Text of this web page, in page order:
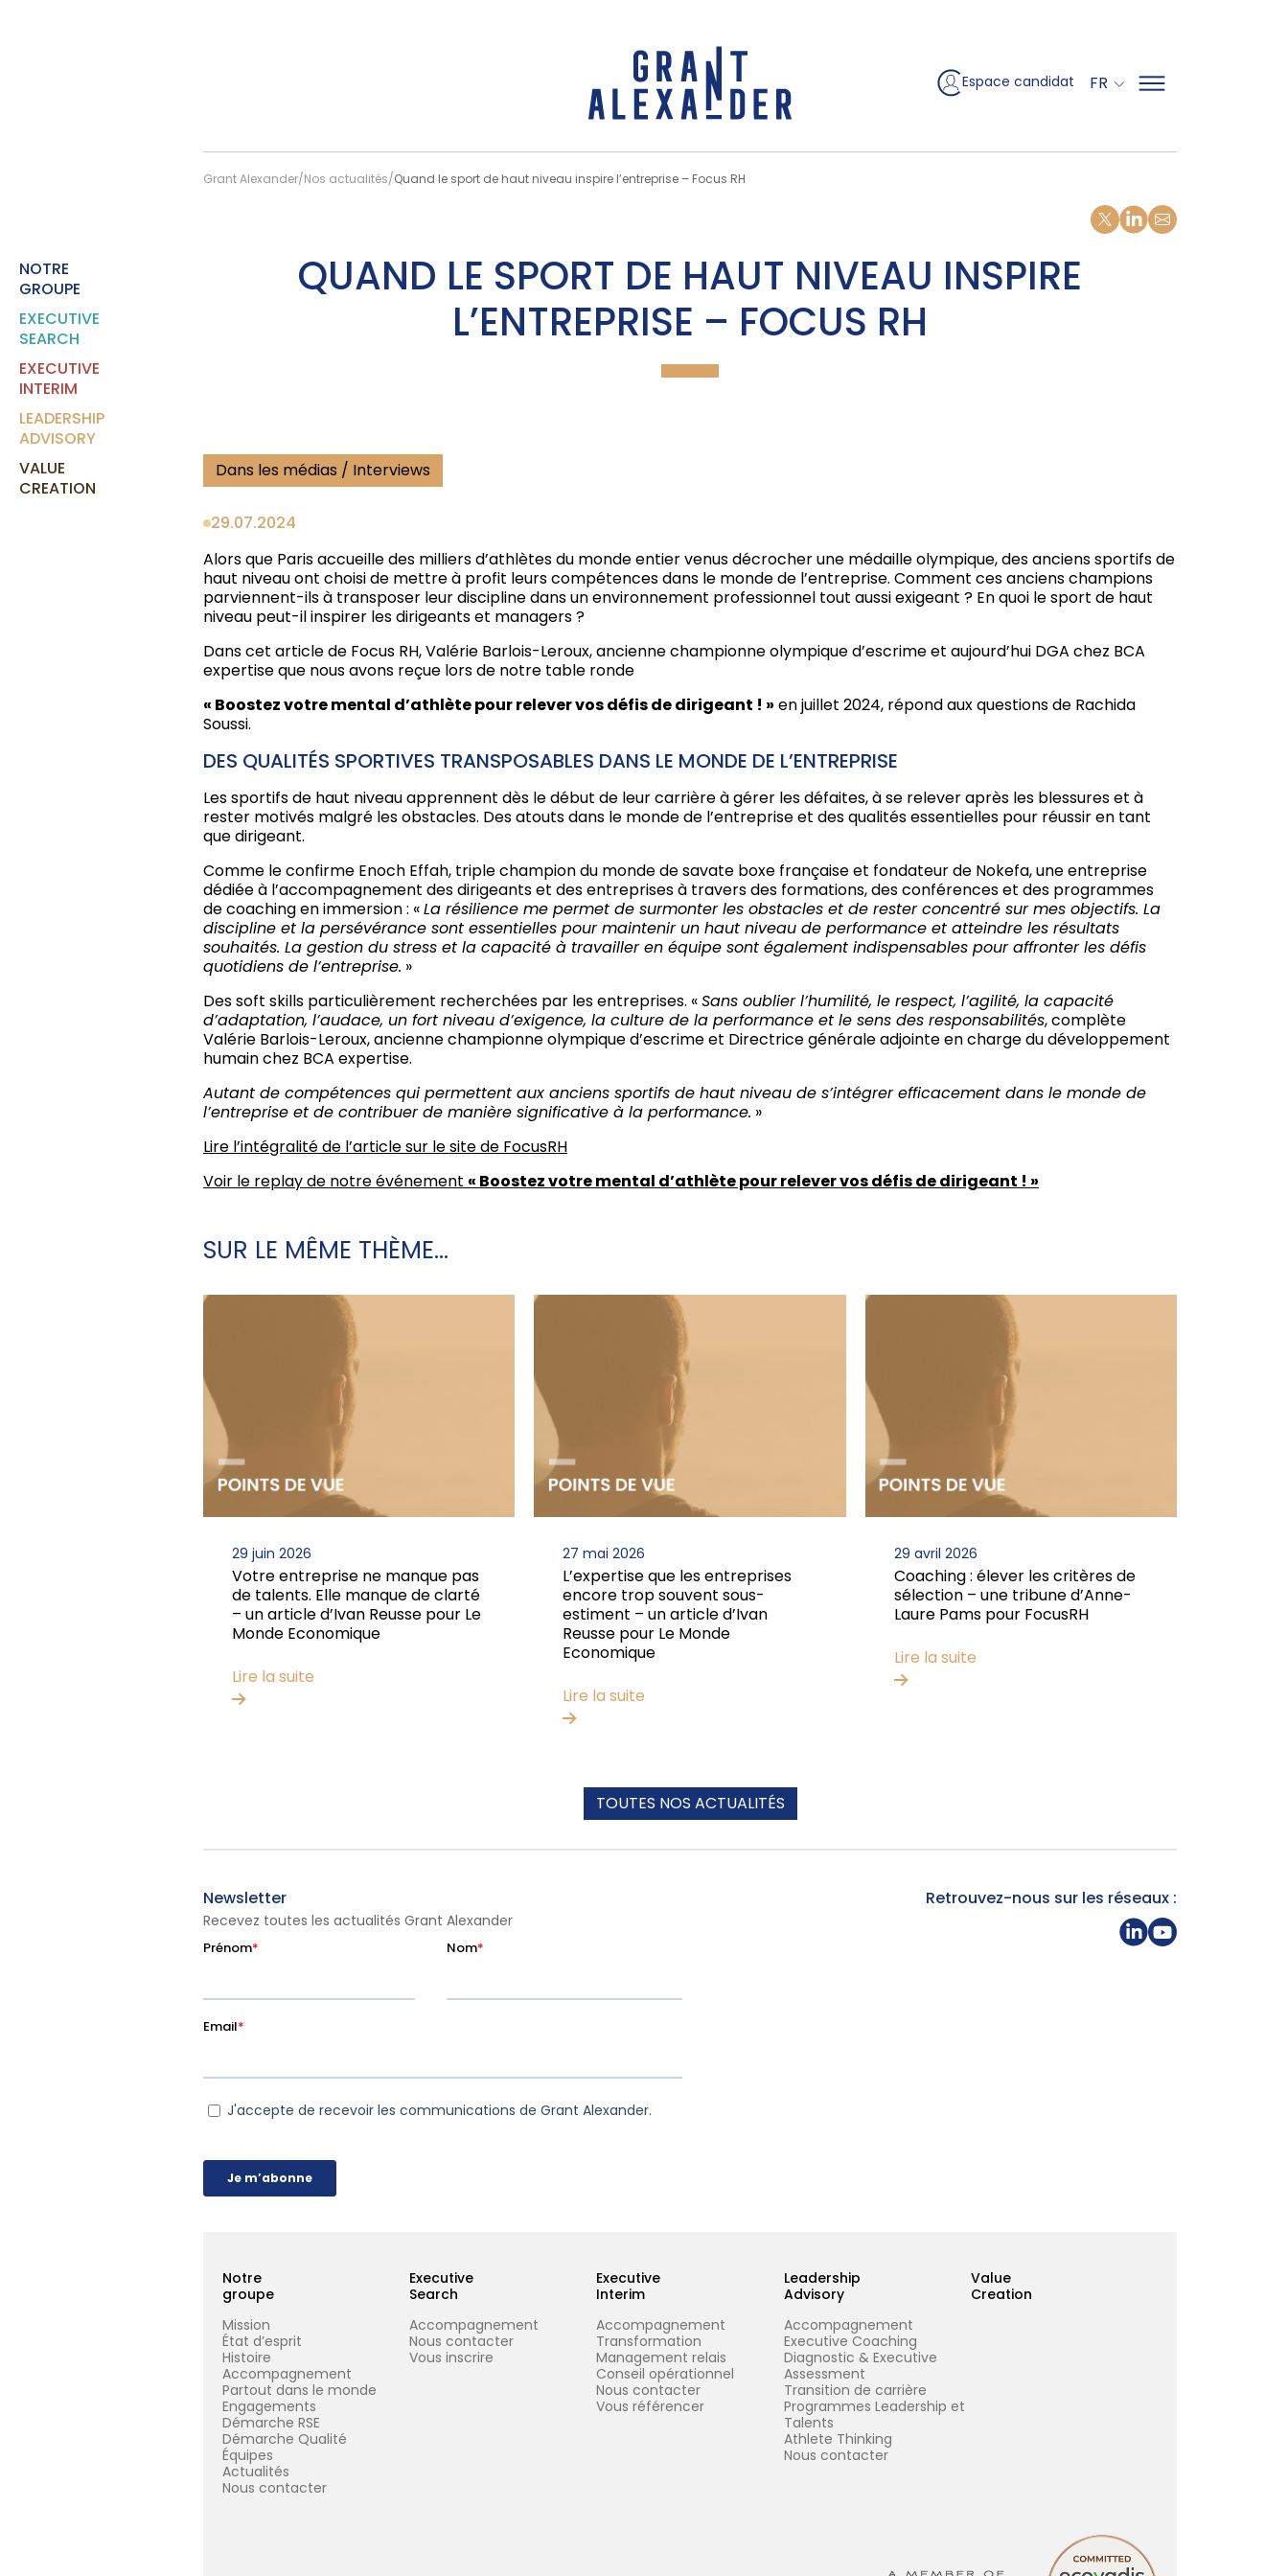
NOTRE
GROUPE
EXECUTIVE
SEARCH
EXECUTIVE
INTERIM
LEADERSHIP
ADVISORY
VALUE
CREATION
Espace candidat FR
Grant Alexander Nos actualités Quand le sport de haut niveau inspire l’entreprise – Focus RH
Partager sur X
Partager sur Linkedin
QUAND LE SPORT DE HAUT NIVEAU INSPIRE
L’ENTREPRISE – FOCUS RH
Dans les médias / Interviews
29.07.2024
Alors que Paris accueille des milliers d’athlètes du monde entier venus décrocher une médaille olympique, des anciens sportifs de
haut niveau ont choisi de mettre à profit leurs compétences dans le monde de l’entreprise. Comment ces anciens champions
parviennent-ils à transposer leur discipline dans un environnement professionnel tout aussi exigeant ? En quoi le sport de haut
niveau peut-il inspirer les dirigeants et managers ?
Dans cet article de Focus RH, Valérie Barlois-Leroux, ancienne championne olympique d’escrime et aujourd’hui DGA chez BCA
expertise que nous avons reçue lors de notre table ronde
« Boostez votre mental d’athlète pour relever vos défis de dirigeant ! » en juillet 2024, répond aux questions de Rachida
Soussi.
DES QUALITÉS SPORTIVES TRANSPOSABLES DANS LE MONDE DE L’ENTREPRISE
Les sportifs de haut niveau apprennent dès le début de leur carrière à gérer les défaites, à se relever après les blessures et à
rester motivés malgré les obstacles. Des atouts dans le monde de l’entreprise et des qualités essentielles pour réussir en tant
que dirigeant.
Comme le confirme Enoch Effah, triple champion du monde de savate boxe française et fondateur de Nokefa, une entreprise
dédiée à l’accompagnement des dirigeants et des entreprises à travers des formations, des conférences et des programmes
de coaching en immersion : «La résilience me permet de surmonter les obstacles et de rester concentré sur mes objectifs. La
discipline et la persévérance sont essentielles pour maintenir un haut niveau de performance et atteindre les résultats
souhaités. La gestion du stress et la capacité à travailler en équipe sont également indispensables pour affronter les défis
quotidiens de l’entreprise. »
Des soft skills particulièrement recherchées par les entreprises. «Sans oublier l’humilité, le respect, l’agilité, la capacité
d’adaptation, l’audace, un fort niveau d’exigence, la culture de la performance et le sens des responsabilités, complète
Valérie Barlois-Leroux, ancienne championne olympique d’escrime et Directrice générale adjointe en charge du développement
humain chez BCA expertise.
Autant de compétences qui permettent aux anciens sportifs de haut niveau de s’intégrer efficacement dans le monde de
l’entreprise et de contribuer de manière significative à la performance. »
Lire l’intégralité de l’article sur le site de FocusRH
Voir le replay de notre événement « Boostez votre mental d’athlète pour relever vos défis de dirigeant ! »
SUR LE MÊME THÈME...
29 juin 2026
Votre entreprise ne manque pas
de talents. Elle manque de clarté
– un article d’Ivan Reusse pour Le
Monde Economique
Lire la suite
27 mai 2026
L’expertise que les entreprises
encore trop souvent sous-
estiment – un article d’Ivan
Reusse pour Le Monde
Economique
Lire la suite
29 avril 2026
Coaching : élever les critères de
sélection – une tribune d’Anne-
Laure Pams pour FocusRH
Lire la suite
TOUTES NOS ACTUALITÉS
Newsletter
Recevez toutes les actualités Grant Alexander
Retrouvez-nous sur les réseaux :
Partager sur Linkedin
Page Youtube
Notre
groupe
Mission
État d’esprit
Histoire
Accompagnement
Partout dans le monde
Engagements
Démarche RSE
Démarche Qualité
Équipes
Actualités
Nous contacter
Executive
Search
Accompagnement
Nous contacter
Vous inscrire
Executive
Interim
Accompagnement
Transformation
Management relais
Conseil opérationnel
Nous contacter
Vous référencer
Leadership
Advisory
Accompagnement
Executive Coaching
Diagnostic & Executive
Assessment
Transition de carrière
Programmes Leadership et
Talents
Athlete Thinking
Nous contacter
Value
Creation